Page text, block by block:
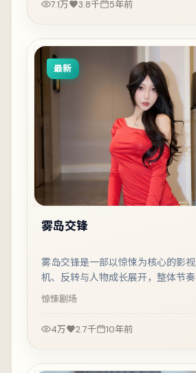
7.1万 3.8千 5年前
最新
雾岛交锋
雾岛交锋是一部以惊悚为核心的影
机、反转与人物成长展开，整体节奏
观看。
惊悚剧场
4万 2.7千 10年前